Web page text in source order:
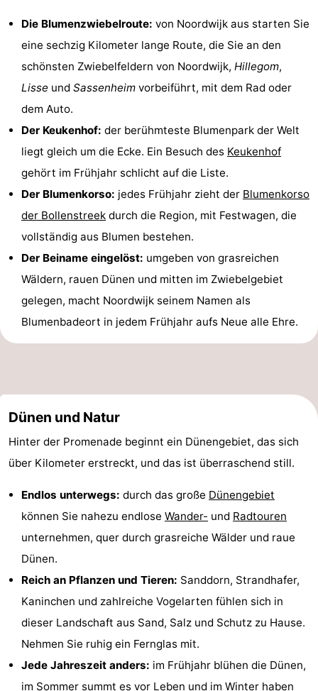
Die Blumenzwiebelroute: von Noordwijk aus starten Sie
eine sechzig Kilometer lange Route, die Sie an den
schönsten Zwiebelfeldern von Noordwijk, Hillegom,
Lisse und Sassenheim vorbeiführt, mit dem Rad oder
dem Auto.
Der Keukenhof: der berühmteste Blumenpark der Welt
liegt gleich um die Ecke. Ein Besuch des Keukenhof
gehört im Frühjahr schlicht auf die Liste.
Der Blumenkorso: jedes Frühjahr zieht der Blumenkorso
der Bollenstreek durch die Region, mit Festwagen, die
vollständig aus Blumen bestehen.
Der Beiname eingelöst: umgeben von grasreichen
Wäldern, rauen Dünen und mitten im Zwiebelgebiet
gelegen, macht Noordwijk seinem Namen als
Blumenbadeort in jedem Frühjahr aufs Neue alle Ehre.
Dünen und Natur
Hinter der Promenade beginnt ein Dünengebiet, das sich
über Kilometer erstreckt, und das ist überraschend still.
Endlos unterwegs: durch das große Dünengebiet
können Sie nahezu endlose Wander- und Radtouren
unternehmen, quer durch grasreiche Wälder und raue
Dünen.
Reich an Pflanzen und Tieren: Sanddorn, Strandhafer,
Kaninchen und zahlreiche Vogelarten fühlen sich in
dieser Landschaft aus Sand, Salz und Schutz zu Hause.
Nehmen Sie ruhig ein Fernglas mit.
Jede Jahreszeit anders: im Frühjahr blühen die Dünen,
im Sommer summt es vor Leben und im Winter haben